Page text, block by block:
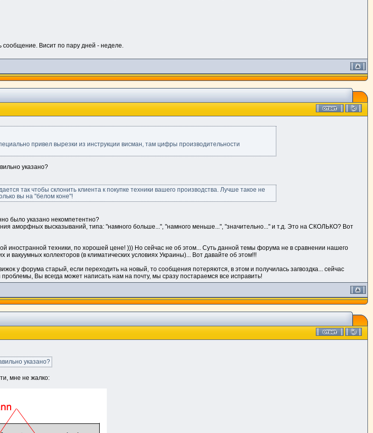
сообщение. Висит по пару дней - неделе.
привел вырезки из инструкции висман, там цифры производительности
указано?
так чтобы склонить клиента к покупке техники вашего производства. Лучше такое не
вы на "белом коне"!
было указано некомпетентно?
аморфных высказываний, типа: "намного больше...", "намного меньше...", "значительно..." и т.д. Это на СКОЛЬКО? Вот
иностранной техники, по хорошей цене! ))) Но сейчас не об этом... Суть данной темы форума не в сравнении нашего
вакуумных коллекторов (в климатических условиях Украины)... Вот давайте об этом!!!
у форума старый, если переходить на новый, то сообщения потеряются, в этом и получилась загвоздка... сейчас
Вы всегда может написать нам на почту, мы сразу постараемся все исправить!
указано?
мне не жалко: